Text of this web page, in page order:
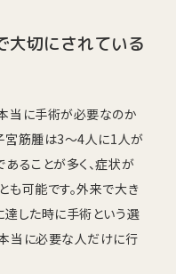
大切にされている
当に手術が必要なのか
宮筋腫は3～4人に1人が
ることが多く、症状が
も可能です。外来で大き
達した時に手術という選
当に必要な人だけに行